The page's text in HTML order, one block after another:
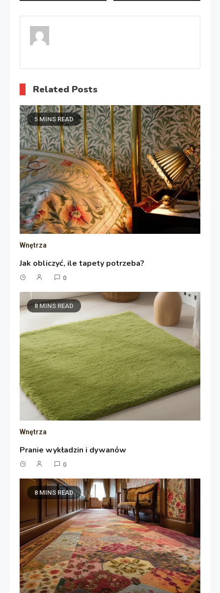
wpisu
Related Posts
5 MINS READ
Wnętrza
Jak obliczyć, ile tapety potrzeba?
0
8 MINS READ
Wnętrza
Pranie wykładzin i dywanów
0
8 MINS READ